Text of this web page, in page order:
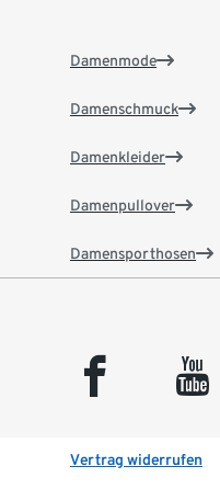
Damenmode
Damenschmuck
Damenkleider
Damenpullover
Damensporthosen
facebook youtube
Vertrag widerrufen